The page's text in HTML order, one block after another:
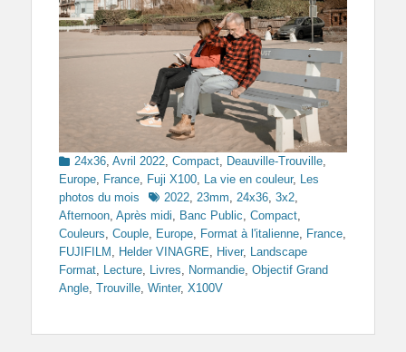
Categories
24x36, Avril 2022, Compact, Deauville-Trouville,
Europe, France, Fuji X100, La vie en couleur, Les
photos du mois
Tags2022, 23mm, 24x36, 3x2,
Afternoon, Après midi, Banc Public, Compact,
Couleurs, Couple, Europe, Format à l'italienne, France,
FUJIFILM , Helder VINAGRE, Hiver, Landscape
Format, Lecture, Livres, Normandie, Objectif Grand
Angle, Trouville, Winter, X100V